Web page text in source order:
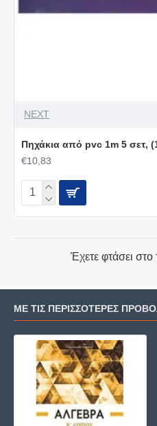
NEXT
Πηχάκια από pvc 1m 5 σετ,
€10,83
Έχετε φτάσει στο
ΜΕ ΤΙΣ ΠΕΡΙΣΣΌΤΕΡΕΣ